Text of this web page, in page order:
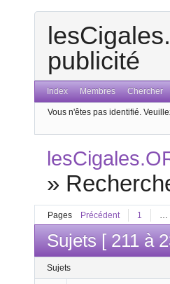
publicité
Index Membres Chercher
Vous n'êtes pas identifié.
»
Pages Précédent 1
Sujets [ 211 à
Sujets